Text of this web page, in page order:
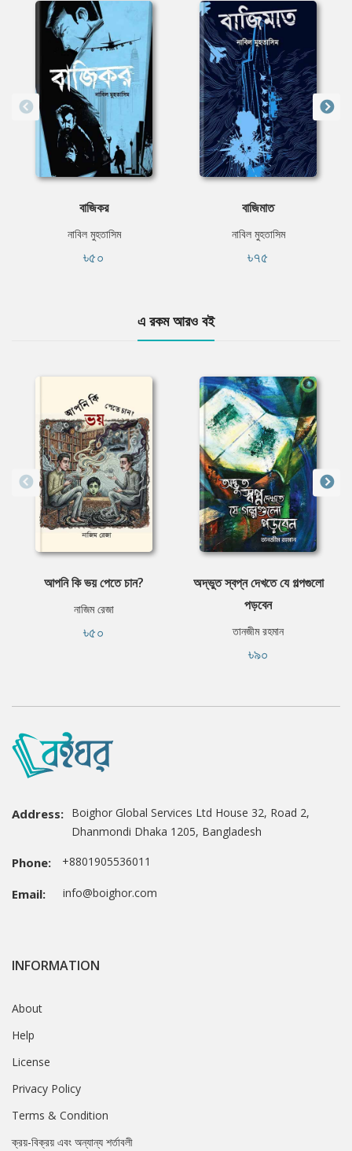
বাজিকর
নাবিল মুহতাসিম
৳৫০
বাজিমাত
নাবিল মুহতাসিম
৳৭৫
এ রকম আরও বই
আপনি কি ভয় পেতে চান?
নাজিম রেজা
৳৫০
অদ্ভুত স্বপ্ন দেখতে যে গল্পগুলো
পড়বেন
তানজীম রহমান
৳৯০
Address: Boighor Global Services Ltd House 32, Road 2,
Dhanmondi Dhaka 1205, Bangladesh
Phone: +8801905536011
Email: info@boighor.com
INFORMATION
About
Help
License
Privacy Policy
Terms & Condition
ক্রয়-বিক্রয় এবং অন্যান্য শর্তাবলী